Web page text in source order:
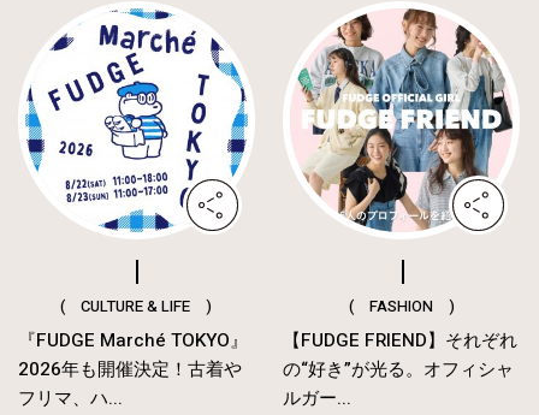
( CULTURE & LIFE )
『FUDGE Marché TOKYO』
2026年も開催決定！古着や
フリマ、ハ...
( FASHION )
【FUDGE FRIEND】それぞれ
の“好き”が光る。オフィシャ
ルガー...